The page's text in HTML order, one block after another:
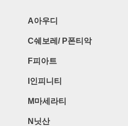
A아우디
C쉐보레/ P폰티악
F피아트
I인피니티
M마세라티
N닛산